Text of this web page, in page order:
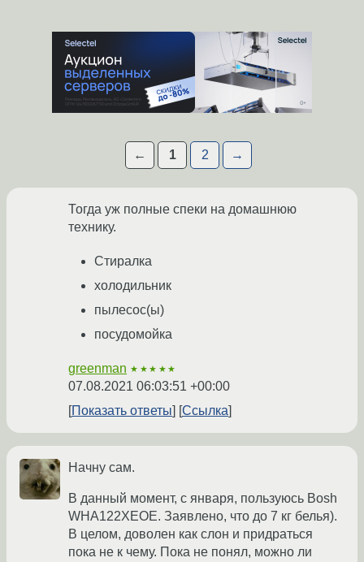
← 1 2 →
Тогда уж полные спеки на домашнюю
технику.
Стиралка
холодильник
пылесос(ы)
посудомойка
greenman ★★★★★
07.08.2021 06:03:51 +00:00
Показать ответы
Ссылка
Начну сам.
В данный момент, с января, пользуюсь Bosh
WHA122XEOE. Заявлено, что до 7 кг белья).
В целом, доволен как слон и придраться
пока не к чему. Пока не понял, можно ли